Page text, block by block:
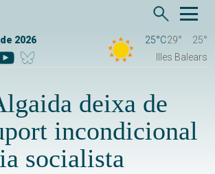
2026 25°C29°
25°
Illes Balears
deixa de
incondicional
socialista